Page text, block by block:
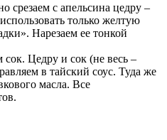
срезаем с апельсина цедру –
только желтую
Нарезаем ее тонкой
Цедру и сок (не весь –
в тайский соус. Туда же
масла. Все